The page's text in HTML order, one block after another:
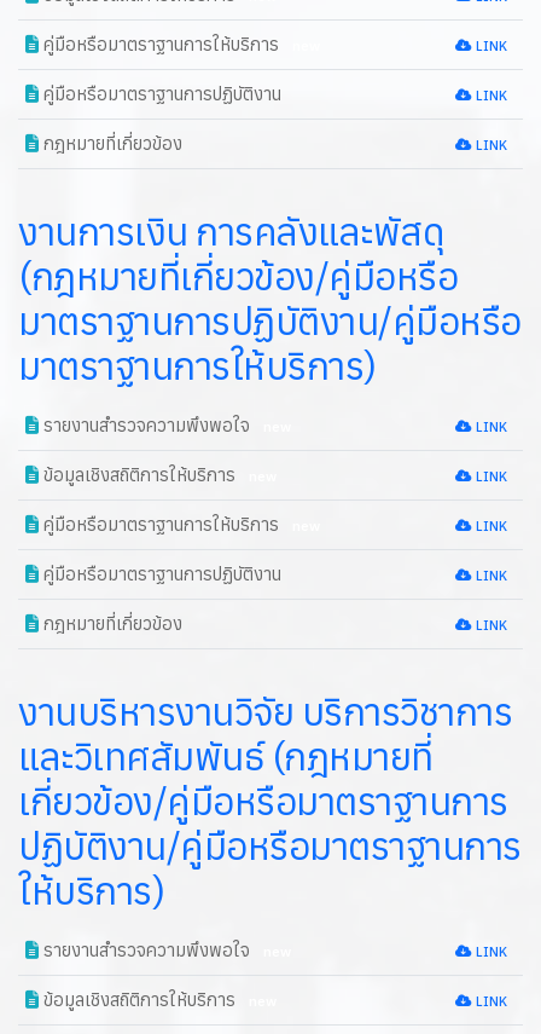
คู่มือหรือมาตราฐานการให้บริการ LINK
คู่มือหรือมาตราฐานการปฏิบัติงาน LINK
กฎหมายที่เกี่ยวข้อง LINK
งานการเงิน การคลังและพัสดุ
(กฎหมายที่เกี่ยวข้อง/คู่มือหรือ
มาตราฐานการปฏิบัติงาน/คู่มือหรือ
มาตราฐานการให้บริการ)
รายงานสำรวจความพึงพอใจ LINK
ข้อมูลเชิงสถิติการให้บริการ LINK
คู่มือหรือมาตราฐานการให้บริการ LINK
คู่มือหรือมาตราฐานการปฏิบัติงาน LINK
กฎหมายที่เกี่ยวข้อง LINK
งานบริหารงานวิจัย บริการวิชาการ
และวิเทศสัมพันธ์ (กฎหมายที่
เกี่ยวข้อง/คู่มือหรือมาตราฐานการ
ปฏิบัติงาน/คู่มือหรือมาตราฐานการ
ให้บริการ)
รายงานสำรวจความพึงพอใจ LINK
ข้อมูลเชิงสถิติการให้บริการ LINK